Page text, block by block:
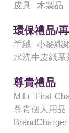
皮具 木製品
環保禮品/
羊絨 小麥纖
水洗牛皮紙系
尊貴禮品
MiLi First
尊貴個人用品
BrandCharger